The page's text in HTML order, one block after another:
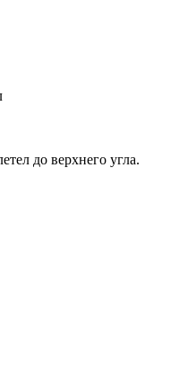
до верхнего угла.